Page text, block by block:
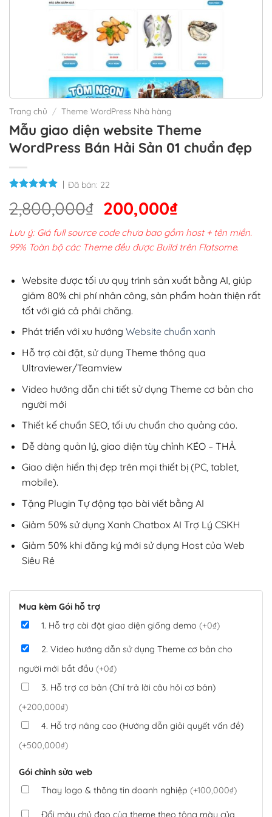
Trang chủ / Theme WordPress Nhà hàng
Mẫu giao diện website Theme
WordPress Bán Hải Sản 01 chuẩn đẹp
Đã bán: 22
2,800,000₫ Giá
gốc
là:
2,800,000₫.
200,000₫Giá
hiện
tại
200,000₫.
Lưu ý: Giá full source code chưa bao gồm host + tên miền.
99% Toàn bộ các Theme đều được Build trên Flatsome.
Website được tối ưu quy trình sản xuất bằng AI, giúp
giảm 80% chi phí nhân công, sản phẩm hoàn thiện rất
tốt với giá cả phải chăng.
Phát triển với xu hướng Website chuẩn xanh
Hỗ trợ cài đặt, sử dụng Theme thông qua
Ultraviewer/Teamview
Video hướng dẫn chi tiết sử dụng Theme cơ bản cho
người mới
Thiết kế chuẩn SEO, tối ưu chuẩn cho quảng cáo.
Dễ dàng quản lý, giao diện tùy chỉnh KÉO – THẢ.
Giao diện hiển thị đẹp trên mọi thiết bị (PC, tablet,
mobile).
Tặng Plugin Tự động tạo bài viết bằng AI
Giảm 50% sử dụng Xanh Chatbox AI Trợ Lý CSKH
Giảm 50% khi đăng ký mới sử dụng Host của Web
Siêu Rẻ
Mua kèm Gói hỗ trợ
1. Hỗ trợ cài đặt giao diện giống demo (+0₫)
2. Video hướng dẫn sử dụng Theme cơ bản cho
người mới bắt đầu (+0₫)
3. Hỗ trợ cơ bản (Chỉ trả lời câu hỏi cơ bản)
(+200,000₫)
4. Hỗ trợ nâng cao (Hướng dẫn giải quyết vấn đề)
(+500,000₫)
Gói chỉnh sửa web
Thay logo & thông tin doanh nghiệp (+100,000₫)
Đổi màu chủ đạo của theme theo tông màu của